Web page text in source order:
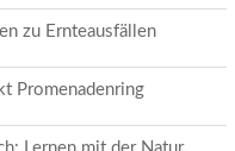
zu Ernteausfällen
Promenadenring
Lernen mit der Natur